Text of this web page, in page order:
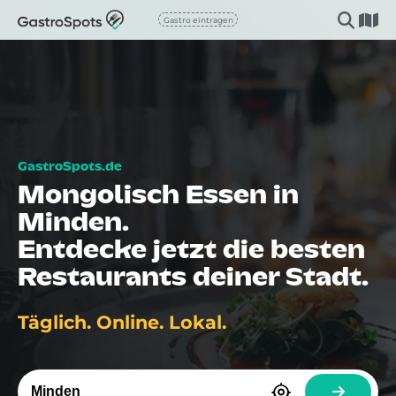
Gastro eintragen
Mongolisch Essen in
Minden.
Entdecke jetzt die besten
Restaurants deiner Stadt.
Täglich. Online. Lokal.
